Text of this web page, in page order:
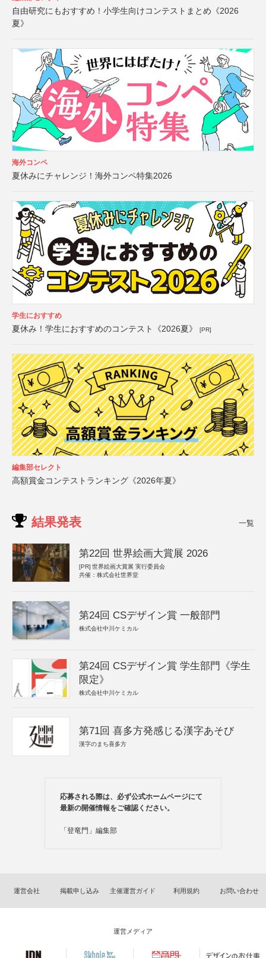
自由研究にもおすすめ！小学生向けコンテストまとめ《2026
夏》
海外コンペ
夏休みにチャレンジ！海外コンペ特集2026
学生におすすめ
夏休み！学生におすすめのコンテスト《2026夏》 [PR]
編集部セレクト
高額賞金コンテストランキング《2026年夏》
結果発表 一覧
第22回 世界絵画大賞展 2026
[PR] 世界絵画大賞展 実行委員会
共催：株式会社世界堂
第24回 CSデザイン賞 一般部門
株式会社中川ケミカル
第24回 CSデザイン賞 学生部門《学生
限定》
株式会社中川ケミカル
第71回 喜多方発感じる漢字あそび
漢字のまち喜多方
応募される際は、必ず公式ホームページにて
最新の開催情報をご確認ください。
「登竜門」編集部
運営会社 掲載申し込み 主催運営ガイド 利用規約 お問い合わせ
運営メディア